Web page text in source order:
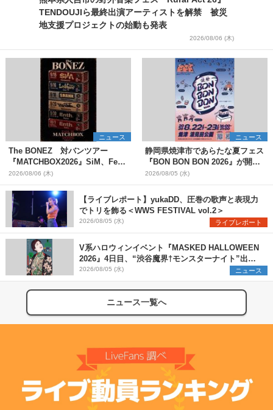
TENDOUJIら最終出演アーティストを解禁 被災
地支援プロジェクトの始動も発表
2026/08/06 (木)
ニュース
The BONEZ 対バンツアー
『MATCHBOX2026』SiM、Fear,
and Loathing in Las Vegasら対
バンアーティストを一斉解禁
2026/08/06 (木)
ニュース
静岡県焼津市であらたな夏フェス
『BON BON BON 2026』が開
催 音楽ライブ×盆踊り×DJ×屋台
グルメ×ランタンナイトで彩る2日
間
2026/08/05 (水)
【ライブレポート】yukaDD、圧巻の歌声と表現力
でトリを飾る＜WWS FESTIVAL vol.2＞
2026/08/05 (水) ライブレポート
V系ハロウィンイベント『MASKED HALLOWEEN
2026』4日目、“渋谷魔界†モンスターナイト”出演6
組を発表
2026/08/05 (水) ニュース
ニュース一覧へ